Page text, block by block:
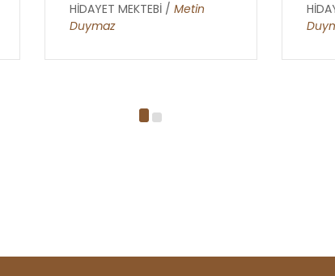
HİDAYET MEKTEBİ /Metin
Duymaz